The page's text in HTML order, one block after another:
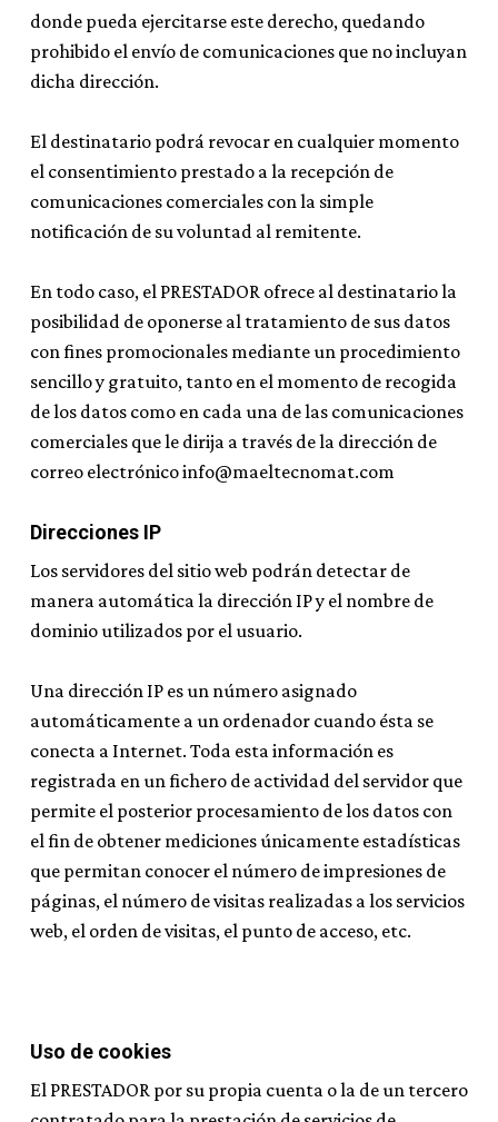
donde pueda ejercitarse este derecho, quedando
prohibido el envío de comunicaciones que no incluyan
dicha dirección.
El destinatario podrá revocar en cualquier momento
el consentimiento prestado a la recepción de
comunicaciones comerciales con la simple
notificación de su voluntad al remitente.
En todo caso, el PRESTADOR ofrece al destinatario la
posibilidad de oponerse al tratamiento de sus datos
con fines promocionales mediante un procedimiento
sencillo y gratuito, tanto en el momento de recogida
de los datos como en cada una de las comunicaciones
comerciales que le dirija a través de la dirección de
correo electrónico info@maeltecnomat.com
Direcciones IP
Los servidores del sitio web podrán detectar de
manera automática la dirección IP y el nombre de
dominio utilizados por el usuario.
Una dirección IP es un número asignado
automáticamente a un ordenador cuando ésta se
conecta a Internet. Toda esta información es
registrada en un fichero de actividad del servidor que
permite el posterior procesamiento de los datos con
el fin de obtener mediciones únicamente estadísticas
que permitan conocer el número de impresiones de
páginas, el número de visitas realizadas a los servicios
web, el orden de visitas, el punto de acceso, etc.
Uso de cookies
El PRESTADOR por su propia cuenta o la de un tercero